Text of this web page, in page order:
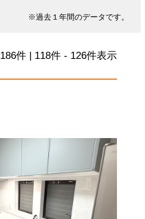
※過去１年間のデータです。
186件 | 118件 - 126件表示